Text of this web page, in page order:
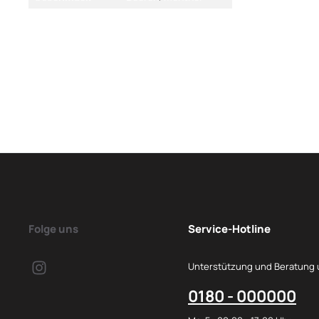
Folge uns Service-Hotline
Unterstützung und Beratung
0180 - 000000